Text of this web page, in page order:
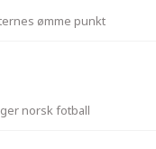
ømme punkt
norsk fotball